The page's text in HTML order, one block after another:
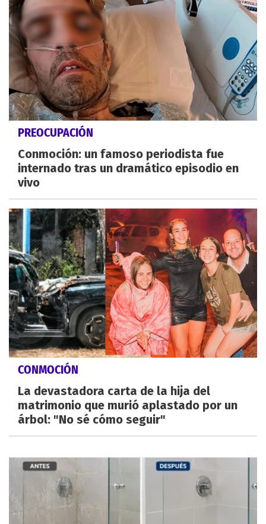
PREOCUPACIÓN
Conmoción: un famoso periodista fue
internado tras un dramático episodio en
vivo
CONMOCIÓN
La devastadora carta de la hija del
matrimonio que murió aplastado por un
árbol: "No sé cómo seguir"